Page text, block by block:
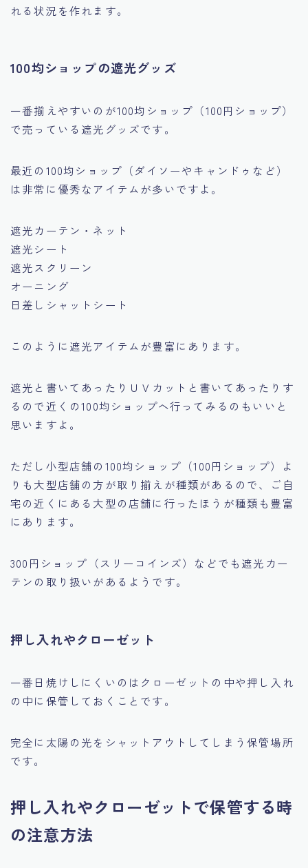
れる状況を作れます。
100均ショップの遮光グッズ
一番揃えやすいのが100均ショップ（100円ショップ）
で売っている遮光グッズです。
最近の100均ショップ（ダイソーやキャンドゥなど）
は非常に優秀なアイテムが多いですよ。
遮光カーテン・ネット
遮光シート
遮光スクリーン
オーニング
日差しシャットシート
このように遮光アイテムが豊富にあります。
遮光と書いてあったりＵＶカットと書いてあったりす
るので近くの100均ショップへ行ってみるのもいいと
思いますよ。
ただし小型店舗の100均ショップ（100円ショップ）よ
りも大型店舗の方が取り揃えが種類があるので、ご自
宅の近くにある大型の店舗に行ったほうが種類も豊富
にあります。
300円ショップ（スリーコインズ）などでも遮光カー
テンの取り扱いがあるようです。
押し入れやクローゼット
一番日焼けしにくいのはクローゼットの中や押し入れ
の中に保管しておくことです。
完全に太陽の光をシャットアウトしてしまう保管場所
です。
押し入れやクローゼットで保管する時
の注意方法